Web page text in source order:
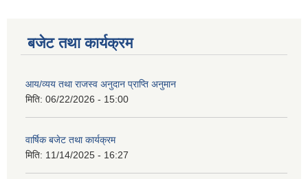
बजेट तथा कार्यक्रम
आय/व्यय तथा राजस्व अनुदान प्राप्ति अनुमान
मिति: 06/22/2026 - 15:00
वार्षिक बजेट तथा कार्यक्रम
मिति: 11/14/2025 - 16:27